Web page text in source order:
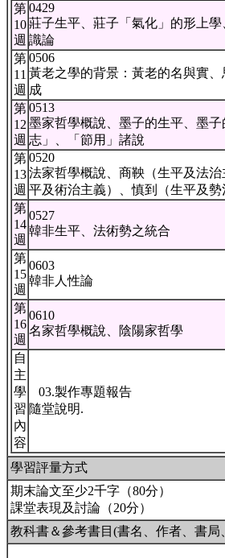
第
10
週
0429
莊子生平、莊子「氣化」的形上
識論
第
11
週
0506
黃老之學的背景：黃老的名與實
成
第
12
週
0513
墨家哲學概說、墨子的生平、墨
志」、「節用」諸說
第
13
週
0520
法家哲學概說、商鞅（生平及法
平及術治主義）、慎到（生平及勢
第
14
週
0527
韓非生平、法術勢之統合
第
15
週
0603
韓非人性論
第
16
週
0610
名家哲學概說、陰陽家哲學
自
主
學
習
內
容
03.製作專題報告
隨堂說明.
學習評量方式
期末論文至少2千字（80分）
課堂表現及討論（20分）
教科書＆參考書目(書名、作者、書局